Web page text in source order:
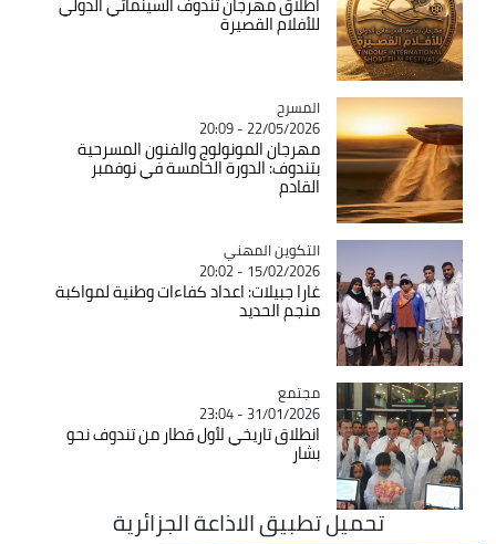
للأفلام القصيرة
Catégorie
المسرح
22/05/2026 - 20:09
مهرجان المونولوج والفنون المسرحية
بتندوف: الدورة الخامسة في نوفمبر
القادم
Catégorie
التكوين المهني
15/02/2026 - 20:02
غارا جبيلات: اعداد كفاءات وطنية لمواكبة
منجم الحديد
Catégorie
مجتمع
31/01/2026 - 23:04
انطلاق تاريخي لأول قطار من تندوف نحو
بشار
تحميل تطبيق الاذاعة الجزائرية